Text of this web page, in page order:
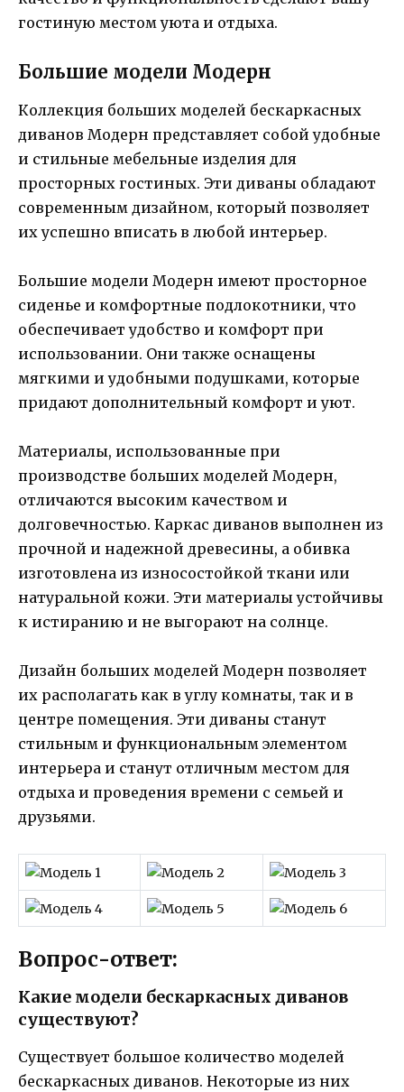
гостиную местом уюта и отдыха.
Большие модели Модерн
Коллекция больших моделей бескаркасных
диванов Модерн представляет собой удобные
и стильные мебельные изделия для
просторных гостиных. Эти диваны обладают
современным дизайном, который позволяет
их успешно вписать в любой интерьер.
Большие модели Модерн имеют просторное
сиденье и комфортные подлокотники, что
обеспечивает удобство и комфорт при
использовании. Они также оснащены
мягкими и удобными подушками, которые
придают дополнительный комфорт и уют.
Материалы, использованные при
производстве больших моделей Модерн,
отличаются высоким качеством и
долговечностью. Каркас диванов выполнен из
прочной и надежной древесины, а обивка
изготовлена из износостойкой ткани или
натуральной кожи. Эти материалы устойчивы
к истиранию и не выгорают на солнце.
Дизайн больших моделей Модерн позволяет
их располагать как в углу комнаты, так и в
центре помещения. Эти диваны станут
стильным и функциональным элементом
интерьера и станут отличным местом для
отдыха и проведения времени с семьей и
друзьями.
Вопрос-ответ:
Какие модели бескаркасных диванов
существуют?
Существует большое количество моделей
бескаркасных диванов. Некоторые из них